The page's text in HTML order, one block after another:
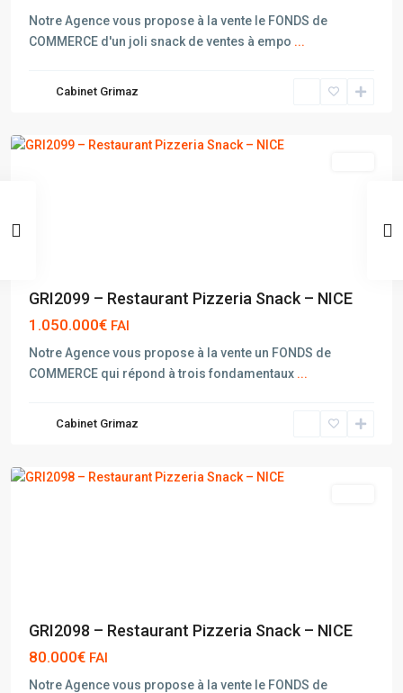
Notre Agence vous propose à la vente le FONDS de
COMMERCE d'un joli snack de ventes à empo ...
Cabinet Grimaz
GRI2099 – Restaurant Pizzeria Snack – NICE
1.050.000€ FAI
Notre Agence vous propose à la vente un FONDS de
COMMERCE qui répond à trois fondamentaux ...
Cabinet Grimaz
GRI2098 – Restaurant Pizzeria Snack – NICE
80.000€ FAI
Notre Agence vous propose à la vente le FONDS de